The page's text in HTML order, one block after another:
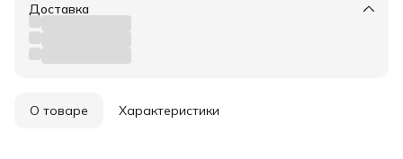
Доставка
О товаре Характеристики